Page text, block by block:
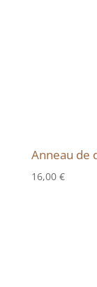
Anneau de
16,00 €